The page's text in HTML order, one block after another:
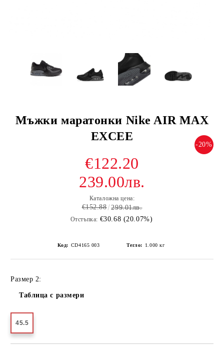
Мъжки маратонки Nike AIR MAX
EXCEE
-20%
€122.20
239.00лв.
Каталожна цена:
€152.88 299.01лв.
Отстъпка: €30.68 (20.07%)
Код: CD4165 003 Тегло: 1.000 кг
Размер 2:
Таблица с размери
45.5